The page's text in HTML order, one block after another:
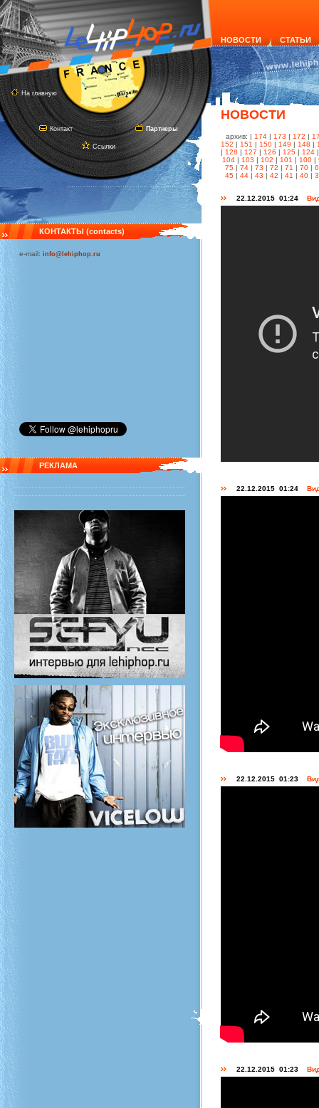
На главную
Контакт
Ссылки
Партнеры
НОВОСТИ СТАТЬИ
НОВОСТИ
КОНТАКТЫ (contacts)
e-mail: info@lehiphop.ru
РЕКЛАМА
архив: | 174 | 173 | 172 |
152 | 151 | 150 | 149 | 148 |
| 128 | 127 | 126 | 125 | 124
104 | 103 | 102 | 101 | 100 |
75 |74 |73 |72 |71 |70 |
45 |44 |43 |42 |41 |40 |
22.12.2015 01:24
22.12.2015 01:24
22.12.2015 01:23
22.12.2015 01:23